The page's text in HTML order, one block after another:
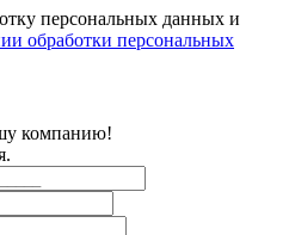
персональных данных и
обработки персональных
компанию!